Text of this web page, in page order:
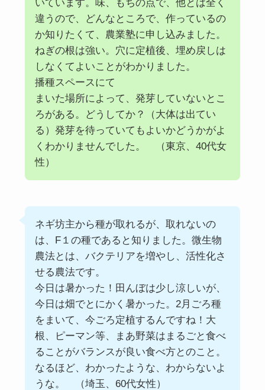
いています。味、もちの点で、他とは全く
違うので、どんなところで、作っているの
か知りたくて、農業塾に申し込みました。
ねぎの根は強い。穴に定植後、埋め戻しは
しなくてよいことがわかりました。
播種スペースにて
まいた場所によって、発芽していないとこ
ろがある。どうしてか？（大体は出てい
る）発芽を待っていてもよいかどうかがよ
くわかりませんでした。 （東京、40代女
性）
ネギ坊主から種が取れるが、取れないの
は、F１の種であると知りました。微生物
農法とは、バクテリアを増やし、活性化さ
せる農法です。
今日は暑かった！田んぼは少し涼しいが、
今日は畑でとにかく暑かった。2月ごろ種
をまいて、今ごろ定植するんですね！大
根、ピーマン等、まあ野菜はまるごと食べ
ることがバランスが良い食べ方とのこと。
なるほど、わかったような、わからないよ
うな。 （埼玉、60代女性）